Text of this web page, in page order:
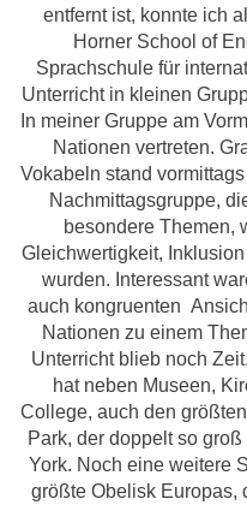
entfernt ist, konnte ich
Horner School of
Sprachschule für
Unterricht in kleinen
In meiner Gruppe am
Nationen vertreten.
Vokabeln stand
Nachmittagsgruppe,
besondere Themen,
Gleichwertigkeit,
wurden. Interessant
auch kongruenten
Nationen zu einem
Unterricht blieb noch
hat neben Museen,
College, auch den
Park, der doppelt so
York. Noch eine weitere
größte Obelisk Europas,